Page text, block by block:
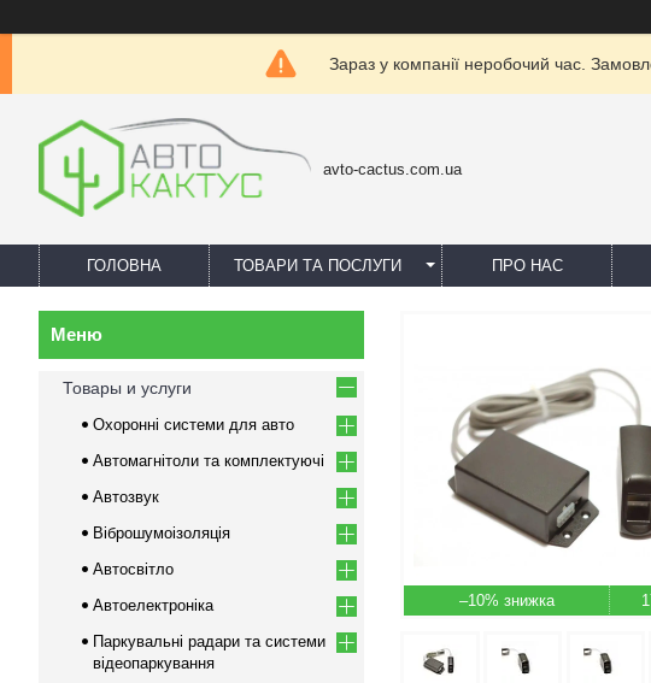
Зараз у компанії неробочий час.
avto-cactus.com.ua
ГОЛОВНА ТОВАРИ ТА ПОСЛУГИ ПРО НАС
–10%
Товары и услуги
Охоронні системи для авто
Автомагнітоли та комплектуючі
Автозвук
Віброшумоізоляція
Автосвітло
Автоелектроніка
Паркувальні радари та системи
відеопаркування